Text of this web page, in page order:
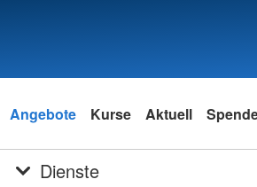
Angebote Kurse Aktuell
Dienste